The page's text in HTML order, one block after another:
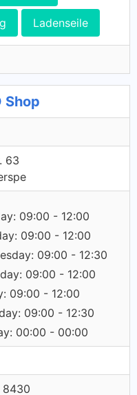
Ladenseile
Shop
63
09:00 - 12:00
09:00 - 12:00
09:00 - 12:30
09:00 - 12:00
09:00 - 12:00
09:00 - 12:30
00:00 - 00:00
8430